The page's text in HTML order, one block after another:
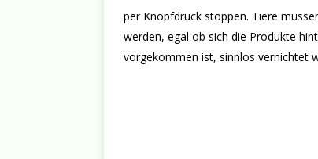
per Knopfdruck stoppen. Tiere
werden, egal ob sich die Produkte
vorgekommen ist, sinnlos vernichtet